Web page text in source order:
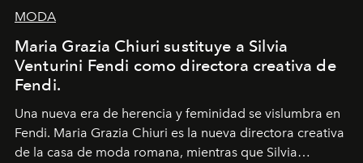
MODA
Maria Grazia Chiuri sustituye a Silvia
Venturini Fendi como directora creativa de
Fendi.
Una nueva era de herencia y feminidad se vislumbra en
Fendi. Maria Grazia Chiuri es la nueva directora creativa
de la casa de moda romana, mientras que Silvia